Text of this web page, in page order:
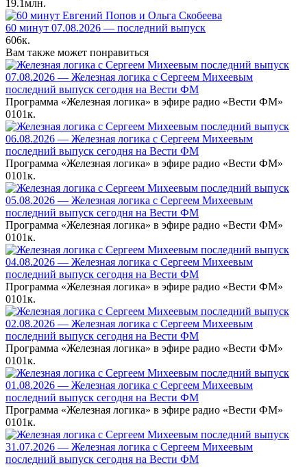
19.1млн.
60 минут 07.08.2026 — последний выпуск
606к.
Вам также может понравиться
07.08.2026 — Железная логика с Сергеем Михеевым
последний выпуск сегодня на Вести ФМ
Программа «Железная логика» в эфире радио «Вести ФМ»
0101к.
06.08.2026 — Железная логика с Сергеем Михеевым
последний выпуск сегодня на Вести ФМ
Программа «Железная логика» в эфире радио «Вести ФМ»
0101к.
05.08.2026 — Железная логика с Сергеем Михеевым
последний выпуск сегодня на Вести ФМ
Программа «Железная логика» в эфире радио «Вести ФМ»
0101к.
04.08.2026 — Железная логика с Сергеем Михеевым
последний выпуск сегодня на Вести ФМ
Программа «Железная логика» в эфире радио «Вести ФМ»
0101к.
02.08.2026 — Железная логика с Сергеем Михеевым
последний выпуск сегодня на Вести ФМ
Программа «Железная логика» в эфире радио «Вести ФМ»
0101к.
01.08.2026 — Железная логика с Сергеем Михеевым
последний выпуск сегодня на Вести ФМ
Программа «Железная логика» в эфире радио «Вести ФМ»
0101к.
31.07.2026 — Железная логика с Сергеем Михеевым
последний выпуск сегодня на Вести ФМ